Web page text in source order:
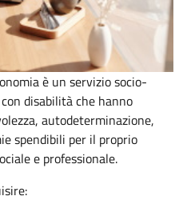
è un servizio socio-
disabilità che hanno
autodeterminazione,
spendibili per il proprio
e professionale.